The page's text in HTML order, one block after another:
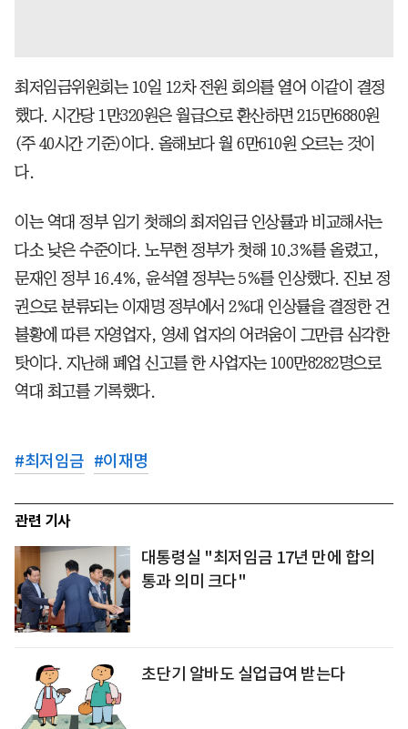
최저임금위원회는 10일 12차 전원 회의를 열어 이같이 결정
했다. 시간당 1만320원은 월급으로 환산하면 215만6880원
(주 40시간 기준)이다. 올해보다 월 6만610원 오르는 것이
다.
이는 역대 정부 임기 첫해의 최저임금 인상률과 비교해서는
다소 낮은 수준이다. 노무현 정부가 첫해 10.3%를 올렸고,
문재인 정부 16.4%, 윤석열 정부는 5%를 인상했다. 진보 정
권으로 분류되는 이재명 정부에서 2%대 인상률을 결정한 건
불황에 따른 자영업자, 영세 업자의 어려움이 그만큼 심각한
탓이다. 지난해 폐업 신고를 한 사업자는 100만8282명으로
역대 최고를 기록했다.
#최저임금 #이재명
관련 기사
대통령실 "최저임금 17년 만에 합의
통과 의미 크다"
초단기 알바도 실업급여 받는다